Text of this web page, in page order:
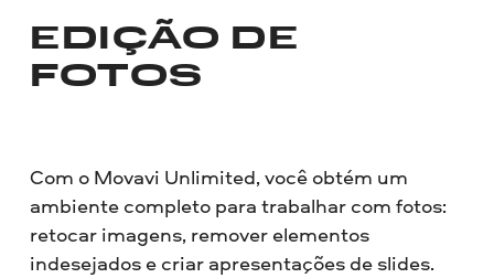
EDIÇÃO DE
FOTOS
Com o Movavi Unlimited, você obtém um
ambiente completo para trabalhar com fotos:
retocar imagens, remover elementos
indesejados e criar apresentações de slides.